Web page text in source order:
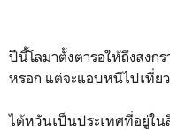
ปีนี้โลมาตั้งตารอให้ถึงสงก
หรอก แต่จะแอบหนีไปเที่ย
ไต้หวันเป็นประเทศที่อยู่ใ